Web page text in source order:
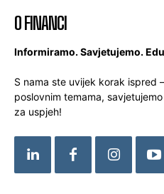
O FINANCI
Informiramo. Savjetujemo.
S nama ste uvijek korak ispred
poslovnim temama,
za uspjeh!